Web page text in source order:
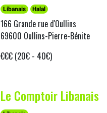
Libanais Halal
166 Grande rue d'Oullins
69600 Oullins-Pierre-Bénite
€€€ (20€ - 40€)
Le Comptoir Libanais